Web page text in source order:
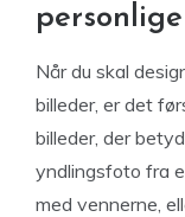
Når du skal
billeder, er det
billeder, der
yndlingsfoto fra
med vennerne,